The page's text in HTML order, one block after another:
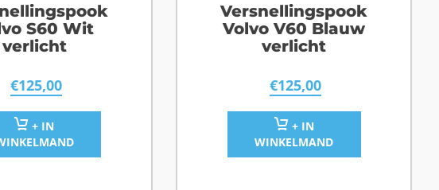
S60 Wit
verlicht
€125,00
+ IN
Versnellingspook
Volvo V60 Blauw
verlicht
€125,00
+ IN
WINKELMAND